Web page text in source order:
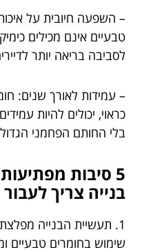
– השפעה חיובית על
טבעיים אינם מכילים
לסביבה בריאה יותר
– עמידות לאורך שנים:
כראוי, יכולים להיות
בלי החותם הפחמני
5 סיבות
בנייה צריך
1. תעשיית הבנייה
שימוש בחומרים טבעיים